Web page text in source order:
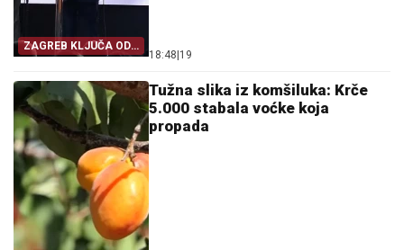
ZAGREB KLJUČA OD
MUKE!
18:48 19
Tužna slika iz komšiluka: Krče
5.000 stabala voćke koja
propada